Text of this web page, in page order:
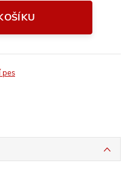
pes